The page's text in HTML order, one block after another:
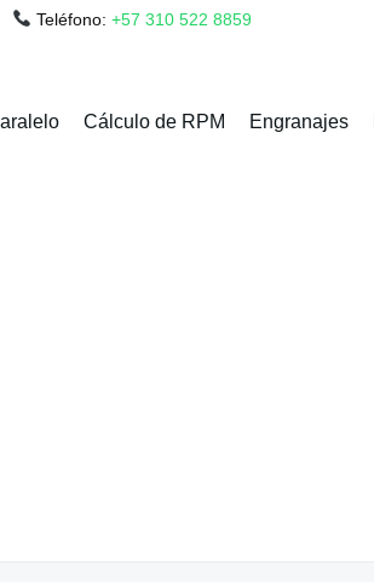
Teléfono: +57 310 522 8859
Cálculo de RPM Engranajes